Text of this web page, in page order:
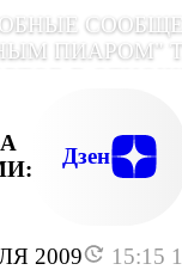
2009
15:15
ПИАРОМ"
Дзен